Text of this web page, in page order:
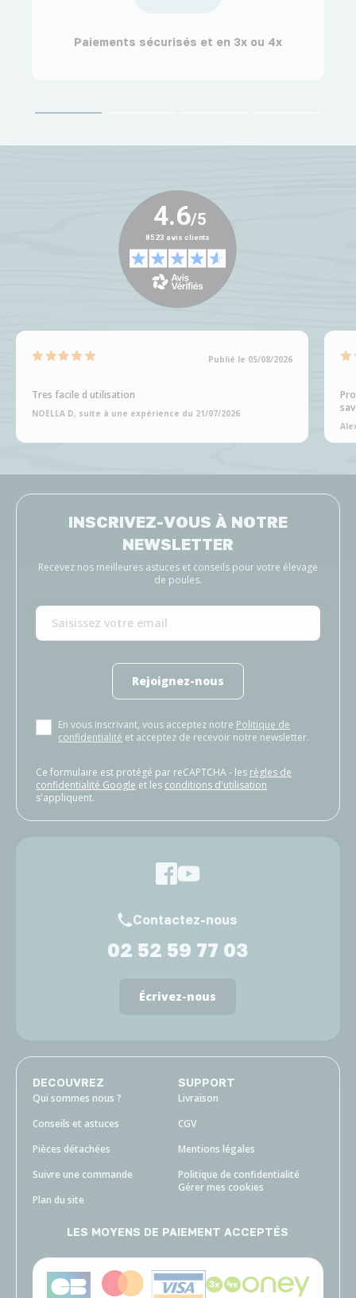
Paiements sécurisés et en 3x ou 4x
Publié le 05/08/2026
Tres facile d utilisation
NOELLA D, suite à une expérience du 21/07/2026
INSCRIVEZ-VOUS À NOTRE
NEWSLETTER
Recevez nos meilleures astuces et conseils pour votre élevage
de poules.
Rejoignez-nous
En vous inscrivant, vous acceptez notre Politique de
confidentialité et acceptez de recevoir notre newsletter.
Ce formulaire est protégé par reCAPTCHA - les règles de
confidentialité Google et les conditions d'utilisation
s'appliquent.
Contactez-nous
02 52 59 77 03
Écrivez-nous
DECOUVREZ
Qui sommes nous ?
Conseils et astuces
Pièces détachées
Suivre une commande
Plan du site
SUPPORT
Livraison
CGV
Mentions légales
Politique de confidentialité
Gérer mes cookies
LES MOYENS DE PAIEMENT ACCEPTÉS